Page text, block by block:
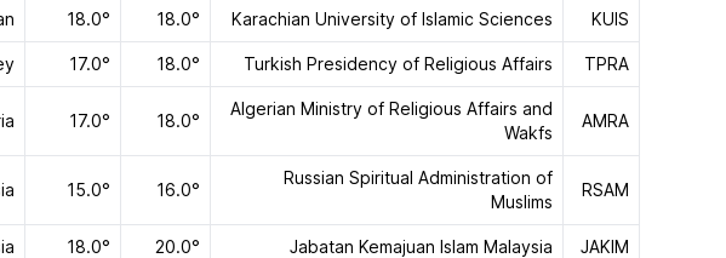
KUIS
Karachian University of Islamic Sciences
18.0°
18.0°
TPRA
Turkish Presidency of Religious Affairs
18.0°
17.0°
AMRA
Algerian Ministry of Religious Affairs and
Wakfs
18.0°
17.0°
RSAM
Russian Spiritual Administration of
Muslims
16.0°
15.0°
JAKIM
Jabatan Kemajuan Islam Malaysia
20.0°
18.0°